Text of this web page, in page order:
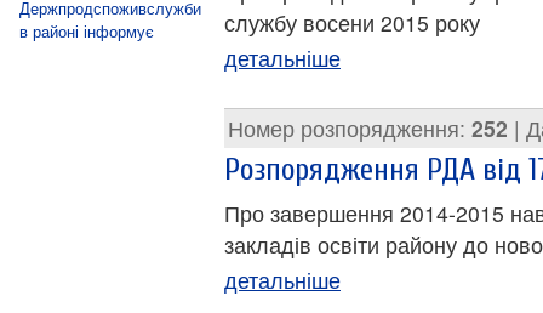
Держпродспоживслужби
в районі інформує
службу восени 2015 року
детальніше
Номер розпорядження: 252 |
Розпорядження РДА від
Про завершення 2014-2015
закладів освіти району до
детальніше